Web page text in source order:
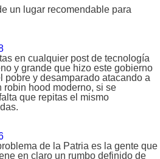
un lugar recomendable para
en cualquier post de tecnología
y grande que hizo este gobierno
pobre y desamparado atacando a
robin hood moderno, si se
que repitas el mismo
de la Patria es la gente que
en claro un rumbo definido de